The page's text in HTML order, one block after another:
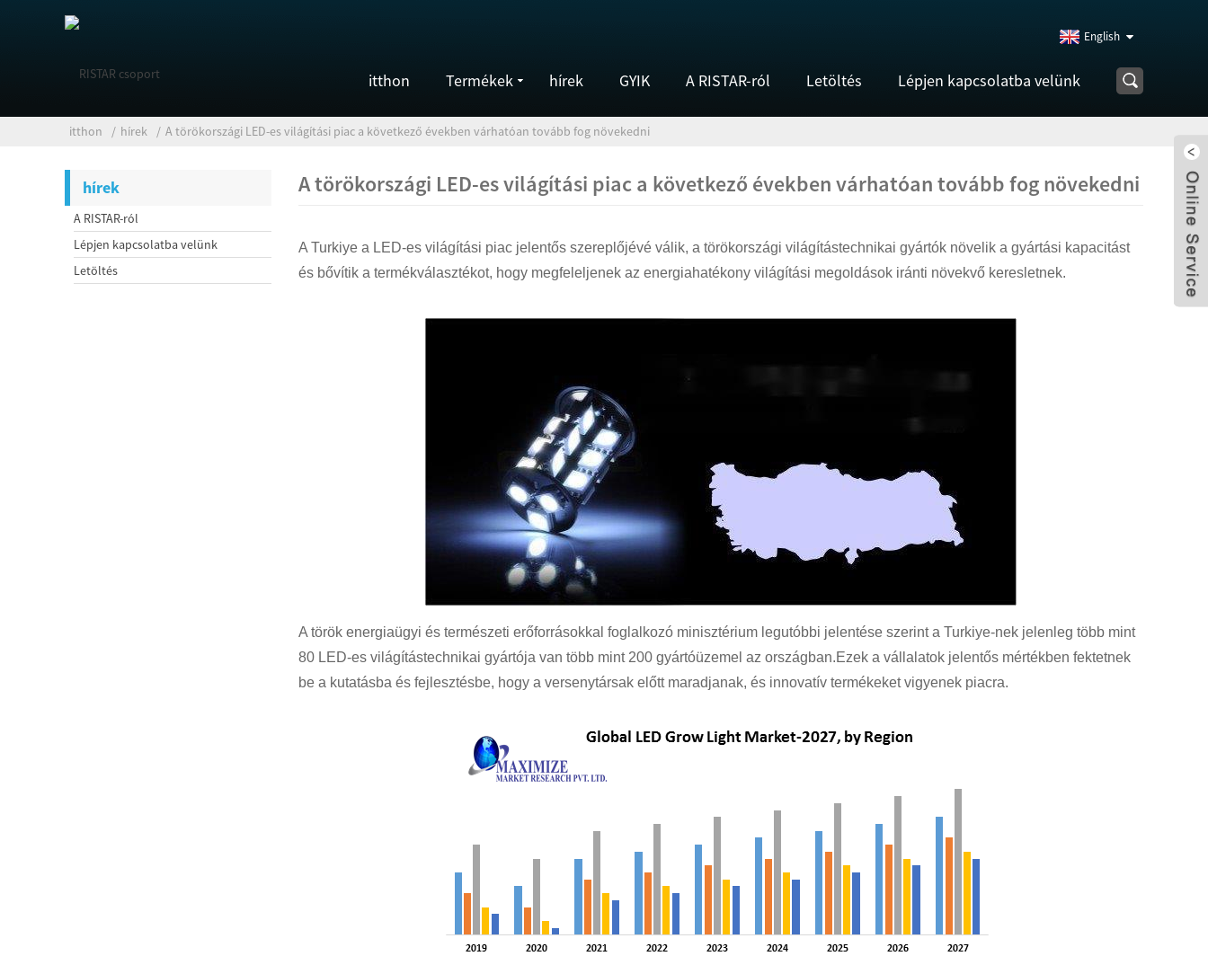
English
itthon Termékek hírek GYIK A RISTAR-ról Letöltés Lépjen kapcsolatba velünk
itthon hírek A törökországi LED-es világítási piac a következő években várhatóan tovább fog növekedni
hírek
A RISTAR-ról
Lépjen kapcsolatba velünk
Letöltés
A törökországi LED-es világítási piac a következő években várhatóan tovább fog növekedni
A Turkiye a LED-es világítási piac jelentős szereplőjévé válik, a törökországi világítástechnikai gyártók növelik a gyártási kapacitást
és bővítik a termékválasztékot, hogy megfeleljenek az energiahatékony világítási megoldások iránti növekvő keresletnek.
A török ​​energiaügyi és természeti erőforrásokkal foglalkozó minisztérium legutóbbi jelentése szerint a Turkiye-nek jelenleg több mint
80 LED-es világítástechnikai gyártója van több mint 200 gyártóüzemel az országban.Ezek a vállalatok jelentős mértékben fektetnek
be a kutatásba és fejlesztésbe, hogy a versenytársak előtt maradjanak, és innovatív termékeket vigyenek piacra.